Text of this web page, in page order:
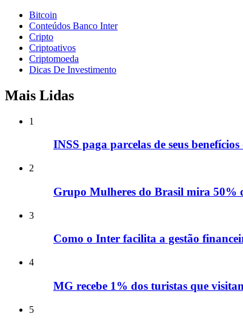
Bitcoin
Conteúdos Banco Inter
Cripto
Criptoativos
Criptomoeda
Dicas De Investimento
Mais Lidas
1
INSS paga parcelas de seus
2
Grupo Mulheres do Brasil mira 50%
3
Como o Inter facilita a gestão
4
MG recebe 1% dos turistas que
5